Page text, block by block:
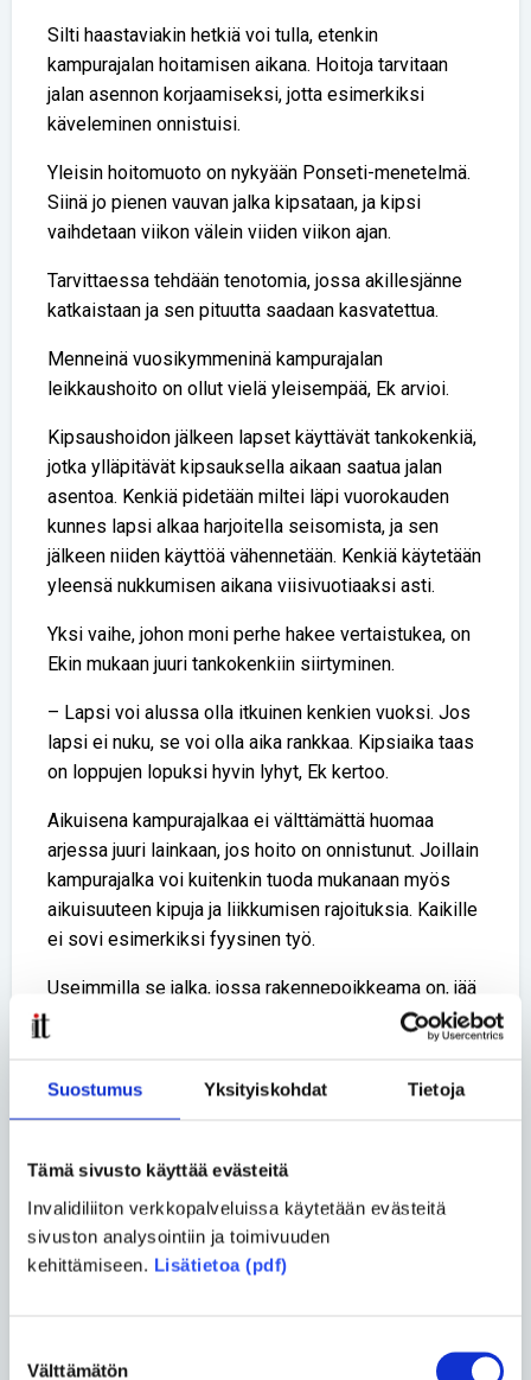
Suostumus Yksityiskohdat Tietoja
Tämä sivusto käyttää evästeitä
Invalidiliiton verkkopalveluissa käytetään evästeitä
sivuston analysointiin ja toimivuuden
kehittämiseen. Lisätietoa (pdf)
valinta
Välttämätön
Silti haastaviakin hetkiä voi tulla, etenkin
kampurajalan hoitamisen aikana. Hoitoja tarvitaan
jalan asennon korjaamiseksi, jotta esimerkiksi
käveleminen onnistuisi.
Yleisin hoitomuoto on nykyään Ponseti-menetelmä.
Siinä jo pienen vauvan jalka kipsataan, ja kipsi
vaihdetaan viikon välein viiden viikon ajan.
Tarvittaessa tehdään tenotomia, jossa akillesjänne
katkaistaan ja sen pituutta saadaan kasvatettua.
Menneinä vuosikymmeninä kampurajalan
leikkaushoito on ollut vielä yleisempää, Ek arvioi.
Kipsaushoidon jälkeen lapset käyttävät tankokenkiä,
jotka ylläpitävät kipsauksella aikaan saatua jalan
asentoa. Kenkiä pidetään miltei läpi vuorokauden
kunnes lapsi alkaa harjoitella seisomista, ja sen
jälkeen niiden käyttöä vähennetään. Kenkiä käytetään
yleensä nukkumisen aikana viisivuotiaaksi asti.
Yksi vaihe, johon moni perhe hakee vertaistukea, on
Ekin mukaan juuri tankokenkiin siirtyminen.
– Lapsi voi alussa olla itkuinen kenkien vuoksi. Jos
lapsi ei nuku, se voi olla aika rankkaa. Kipsiaika taas
on loppujen lopuksi hyvin lyhyt, Ek kertoo.
Aikuisena kampurajalkaa ei välttämättä huomaa
arjessa juuri lainkaan, jos hoito on onnistunut. Joillain
kampurajalka voi kuitenkin tuoda mukanaan myös
aikuisuuteen kipuja ja liikkumisen rajoituksia. Kaikille
ei sovi esimerkiksi fyysinen työ.
Useimmilla se jalka, jossa rakennepoikkeama on, jää
huomattavasti pienemmäksi. Silloin erityisten, jalkaa
varten suunniteltujen kenkien hankkiminen voi vaatia
vaivannäköä
– Olen kuullut, että joillain on ollut vaikeuksia saada
Somessa tukea tuoreille
vanhemmille
Skyry ry järjestää kampurajalan kanssa eläville
verkkotapaamisiin.